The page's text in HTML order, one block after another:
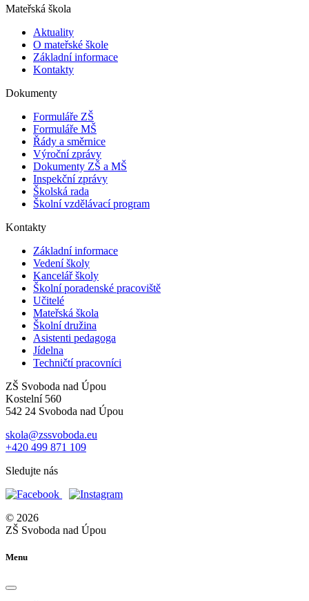
Mateřská škola
Aktuality
O mateřské škole
Základní informace
Kontakty
Dokumenty
Formuláře ZŠ
Formuláře MŠ
Řády a směrnice
Výroční zprávy
Dokumenty ZŠ a MŠ
Inspekční zprávy
Školská rada
Školní vzdělávací program
Kontakty
Základní informace
Vedení školy
Kancelář školy
Školní poradenské pracoviště
Učitelé
Mateřská škola
Školní družina
Asistenti pedagoga
Jídelna
Techničtí pracovníci
ZŠ Svoboda nad Úpou
Kostelní 560
542 24 Svoboda nad Úpou
skola@zssvoboda.eu
+420 499 871 109
Sledujte nás
© 2026
ZŠ Svoboda nad Úpou
Menu